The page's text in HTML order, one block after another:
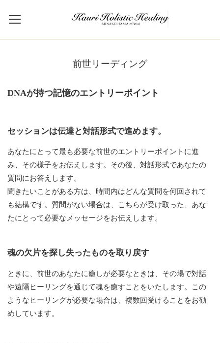
前世リーディング
DNAが持つ記憶のエントリーポイント
セッションは伝達と対話形式で進めます。
あなたにとって最も必要な前世のエントリーポイントに進
み、その様子をお伝えします。その後、対話形式であなたの
質問にお答えします。
聞きたいことがある方は、時間内はどんな質問を何回されて
も結構です。質問がない場合は、こちらが受け取った、あな
たにとって必要なメッセージをお伝えします。
魂の欠片を探し失ったものを取り戻す
ときに、前世のあなたに癒しが必要なときは、その場で対話
や遠隔ヒーリングを通じて魂を癒すことをいたします。この
ようなヒーリングが必要な場合は、複数回受けることをお勧
めしています。